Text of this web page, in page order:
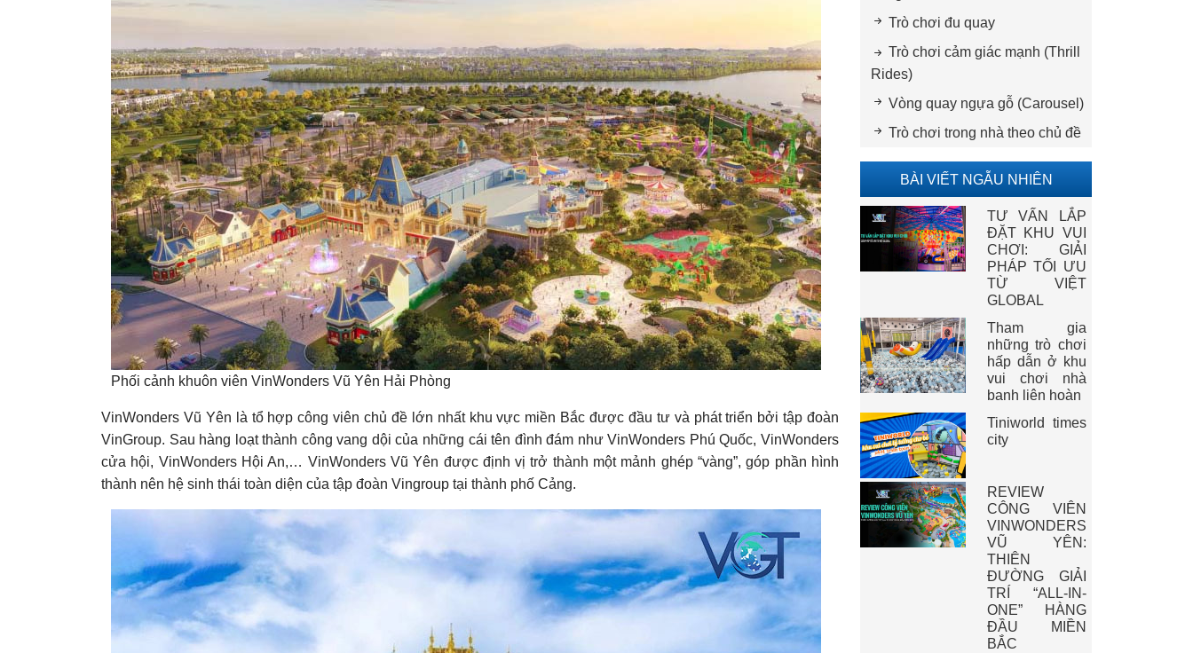
Phối cảnh khuôn viên VinWonders Vũ Yên Hải Phòng
VinWonders Vũ Yên là tổ hợp công viên chủ đề lớn nhất khu vực miền Bắc được đầu tư và phát triển bởi tập đoàn
VinGroup. Sau hàng loạt thành công vang dội của những cái tên đình đám như VinWonders Phú Quốc, VinWonders
cửa hội, VinWonders Hội An,… VinWonders Vũ Yên được định vị trở thành một mảnh ghép “vàng”, góp phần hình
thành nên hệ sinh thái toàn diện của tập đoàn Vingroup tại thành phố Cảng.
Trò chơi đu quay
Trò chơi cảm giác mạnh (Thrill
Rides)
Vòng quay ngựa gỗ (Carousel)
Trò chơi trong nhà theo chủ đề
BÀI VIẾT NGẪU NHIÊN
TƯ VẤN LẮP
ĐẶT KHU VUI
CHƠI: GIẢI
PHÁP TỐI ƯU
TỪ VIỆT
GLOBAL
Tham gia
những trò chơi
hấp dẫn ở khu
vui chơi nhà
banh liên hoàn
Tiniworld times
city
REVIEW
CÔNG VIÊN
VINWONDERS
VŨ YÊN:
THIÊN
ĐƯỜNG GIẢI
TRÍ “ALL-IN-
ONE” HÀNG
ĐẦU MIỀN
BẮC